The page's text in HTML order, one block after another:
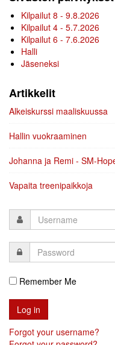
Kilpailut 8 - 9.8.2026
Kilpailut 4 - 5.7.2026
Kilpailut 6 - 7.6.2026
Halli
Jäseneksi
Artikkelit
Alkeiskurssi maaliskuussa
Hallin vuokraaminen
Johanna ja Remi - SM-
Vapaita treenipaikkoja
Remember Me
Forgot your username?